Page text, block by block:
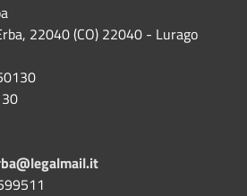
22040 (CO) 22040 - Lurago